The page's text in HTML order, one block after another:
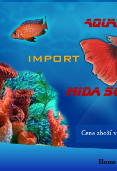
Cena zboží
Home